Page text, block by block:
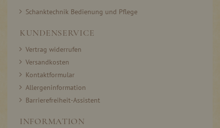
Schanktechnik Bedienung und Pflege
KUNDENSERVICE
Vertrag widerrufen
Versandkosten
Kontaktformular
Allergeninformation
Barrierefreiheit-Assistent
INFORMATION